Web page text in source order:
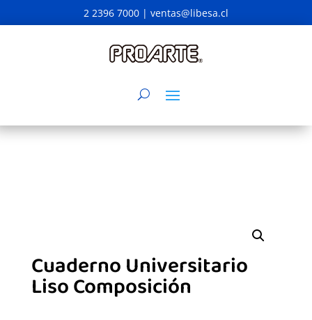
2 2396 7000 | ventas@libesa.cl
Cuaderno Universitario
Liso Composición